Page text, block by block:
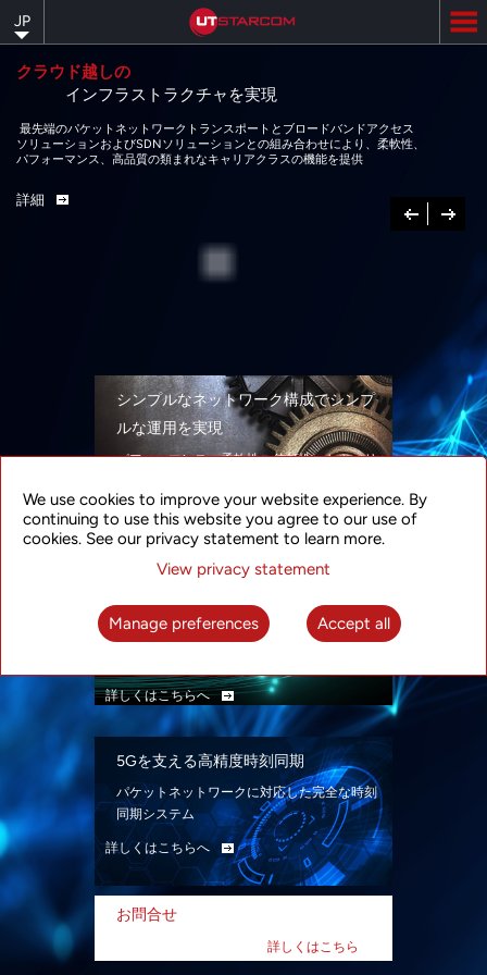
to
main
content
JP
クラウド越しの
インフラストラクチャを実現
最先端のパケットネットワークトランスポートとブロードバンドアクセス
ソリューションおよびSDNソリューションとの組み合わせにより、柔軟性、
パフォーマンス、高品質の類まれなキャリアクラスの機能を提供
詳細
Previous
次
へ
シンプルなネットワーク構成でシンプ
ルな運用を実現
パフォーマンス、柔軟性、信頼性、セキュリ
ン。
詳しくはこちらへ
インテリジェント・パケット光ネット
ワーク
先進なSDN対応パケット光ネットワークで、
詳しくはこちらへ
5Gを支える高精度時刻同期
パケットネットワークに対応した完全な時刻
同期システム
詳しくはこちらへ
お問合せ
詳しくはこちら
We use cookies to improve your website experience. By
continuing to use this website you agree to our use of
cookies. See our privacy statement to learn more.
View privacy statement
Manage preferences Accept all